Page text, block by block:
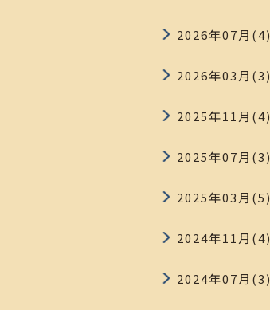
2026年07月(4)
2026年03月(3)
2025年11月(4)
2025年07月(3)
2025年03月(5)
2024年11月(4)
2024年07月(3)